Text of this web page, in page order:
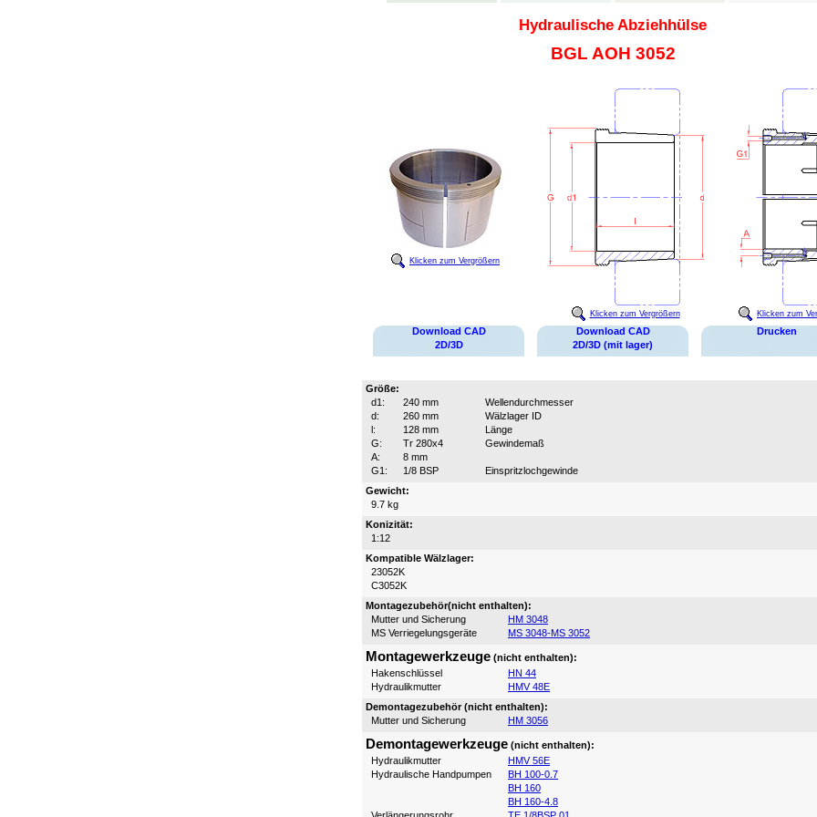
Hydraulische Abziehhülse
BGL AOH 3052
Klicken zum Vergrößern
Klicken zum Vergrößern Klicken zum
Download CAD
2D/3D
Download CAD
2D/3D (mit lager)
Drucken
Größe:
d1:
240 mm
Wellendurchmesser
d:
260 mm
Wälzlager ID
l:
128 mm
Länge
G:
Tr 280x4
Gewindemaß
A:
8 mm
G1:
1/8 BSP
Einspritzlochgewinde
Gewicht:
9.7 kg
Konizität:
1:12
Kompatible Wälzlager:
23052K
C3052K
Montagezubehör(nicht enthalten):
Mutter und Sicherung
HM 3048
MS Verriegelungsgeräte
MS 3048-MS 3052
Montagewerkzeuge (nicht enthalten):
Hakenschlüssel
HN 44
Hydraulikmutter
HMV 48E
Demontagezubehör (nicht enthalten):
Mutter und Sicherung
HM 3056
Demontagewerkzeuge (nicht enthalten):
Hydraulikmutter
HMV 56E
Hydraulische Handpumpen
BH 100-0.7
BH 160
BH 160-4.8
Verlängerungsrohr
TE 1/8BSP 01